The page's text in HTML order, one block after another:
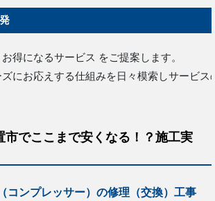
得になるサービス をご提案します。
にお応えする仕組みを日々模索しサービス
市でここまで安くなる！？施工実
ンプレッサー）の修理（交換）工事